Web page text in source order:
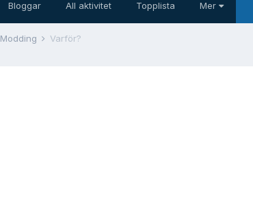
Bloggar All aktivitet Topplista Mer
Modding Varför?